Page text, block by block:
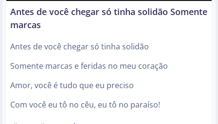
Antes de você chegar só tinha solidão Somente
marcas
Antes de você chegar só tinha solidão
Somente marcas e feridas no meu coração
Amor, você é tudo que eu preciso
Com você eu tô no cêu, eu tô no paraíso!